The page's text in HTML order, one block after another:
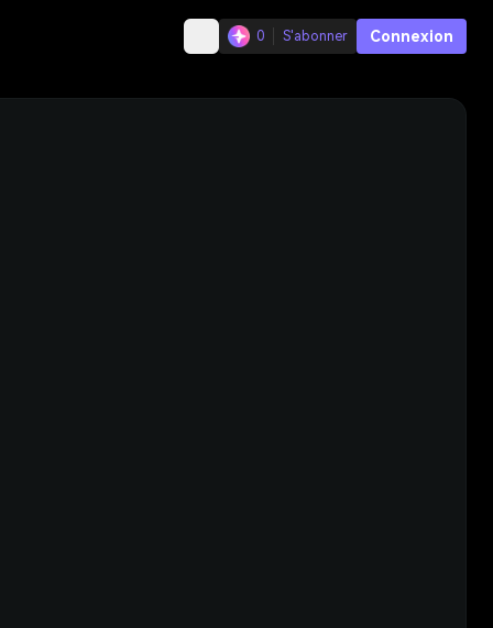
0 S'abonner Connexion